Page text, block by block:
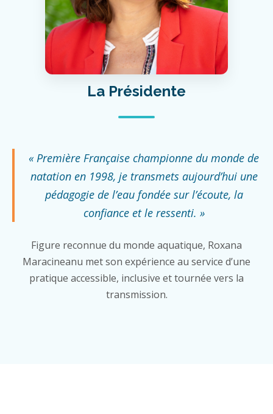
La Présidente
« Première Française championne du monde de
natation en 1998, je transmets aujourd’hui une
pédagogie de l’eau fondée sur l’écoute, la
confiance et le ressenti. »
Figure reconnue du monde aquatique, Roxana
Maracineanu met son expérience au service d’une
pratique accessible, inclusive et tournée vers la
transmission.